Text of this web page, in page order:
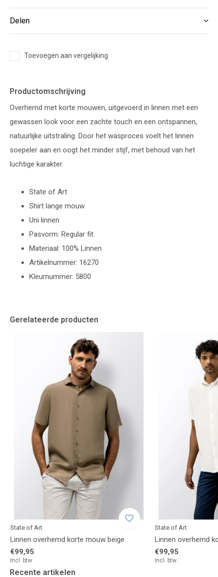
Delen
Toevoegen aan vergelijking
Productomschrijving
Overhemd met korte mouwen, uitgevoerd in linnen met een
gewassen look voor een zachte touch en een ontspannen,
natuurlijke uitstraling. Door het wasproces voelt het linnen
soepeler aan en oogt het minder stijf, met behoud van het
luchtige karakter.
State of Art
Shirt lange mouw
Uni linnen
Pasvorm: Regular fit
Materiaal: 100% Linnen
Artikelnummer: 16270
Kleurnummer: 5800
Gerelateerde producten
State of Art
Linnen overhemd korte mouw beige
€99,95
Incl. btw
State of Art
Linnen overhemd
€99,95
Incl. btw
Recente artikelen